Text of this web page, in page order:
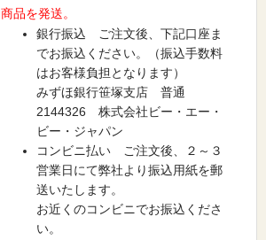
商品を発送。
銀行振込 ご注文後、下記口座ま
でお振込ください。（振込手数料
はお客様負担となります）
みずほ銀行笹塚支店 普通
2144326 株式会社ビー・エー・
ビー・ジャパン
コンビニ払い ご注文後、２～３
営業日にて弊社より振込用紙を郵
送いたします。
お近くのコンビニでお振込くださ
い。